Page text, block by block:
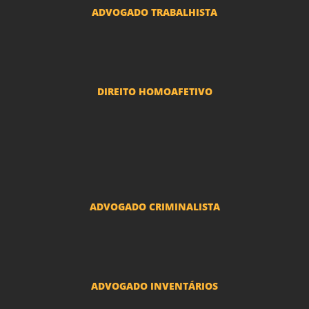
ADVOGADO TRABALHISTA
DIREITO HOMOAFETIVO
ADVOGADO CRIMINALISTA
ADVOGADO INVENTÁRIOS